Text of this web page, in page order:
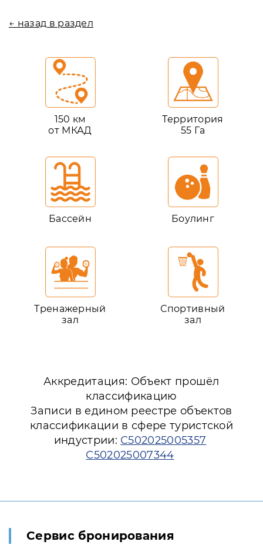
← назад в раздел
150 км
от МКАД
Территория
55 Га
Бассейн Боулинг
Тренажерный
зал
Спортивный
зал
Аккредитация: Объект прошёл
классификацию
Записи в едином реестре объектов
классификации в сфере туристской
индустрии: С502025005357
С502025007344
Сервис бронирования